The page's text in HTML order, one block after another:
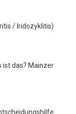
/ Iridozyklitis)
ist das? Mainzer